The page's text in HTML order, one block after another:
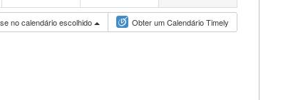
no calendário escolhido Obter um Calendário Timely